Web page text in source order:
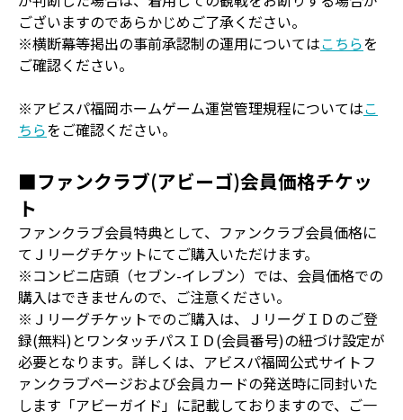
ございますのであらかじめご了承ください。
※横断幕等掲出の事前承認制の運用についてはこちらを
ご確認ください。
※アビスパ福岡ホームゲーム運営管理規程についてはこ
ちらをご確認ください。
■ファンクラブ(アビーゴ)会員価格チケッ
ト
ファンクラブ会員特典として、ファンクラブ会員価格に
てＪリーグチケットにてご購入いただけます。
※コンビニ店頭（セブン-イレブン）では、会員価格での
購入はできませんので、ご注意ください。
※Ｊリーグチケットでのご購入は、ＪリーグＩＤのご登
録(無料)とワンタッチパスＩＤ(会員番号)の紐づけ設定が
必要となります。詳しくは、アビスパ福岡公式サイトフ
ァンクラブページおよび会員カードの発送時に同封いた
します「アビーガイド」に記載しておりますので、ご一